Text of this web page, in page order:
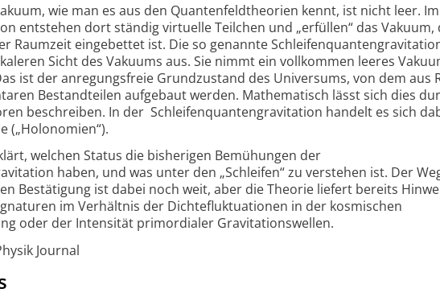
wie man es aus den Quantenfeldtheorien kennt, ist nicht leer.
entstehen dort ständig virtuelle Teilchen und „erfüllen“ das Vakuum,
Raumzeit eingebettet ist. Die so genannte
Sicht des Vakuums aus. Sie nimmt ein vollkommen leeres
ist der anregungsfreie Grundzustand des Universums, von dem aus
Bestandteilen aufgebaut werden. Mathematisch lässt sich dies
beschreiben. In der Schleifenquantengravitation handelt es sich
(„Holonomien“).
welchen Status die bisherigen Bemühungen der
haben, und was unter den „Schleifen“ zu verstehen ist. Der
Bestätigung ist dabei noch weit, aber die Theorie liefert bereits
im Verhältnis der Dichtefluktuationen in der kosmischen
oder der Intensität primordialer Gravitationswellen.
Journal